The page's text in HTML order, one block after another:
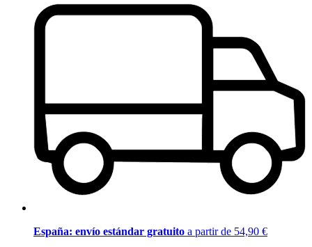
España: envío estándar gratuito a partir de 54,90 €